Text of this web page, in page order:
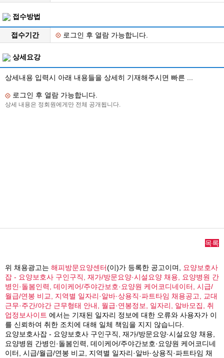
접수방법
접수기간 로그인 후 열람 가능합니다.
상세요강
상세내용 입력시 아래 내용들을 상세히 기재해주시면 빠른 ...
로그인 후 열람 가능합니다.
상세 내용은 정회원에게만 전체 공개됩니다.
목록
위 채용광고는 해피방문요양센터(이)가 등록한 공고이며, 요양보호사
잡 - 요양보호사 구인구직, 재가/방문요양·시설요양 채용, 요양병원 간
병인·돌봄인력, 데이케어/주야간보호·요양원 케어코디네이터, 시급/
월급/연봉 비교, 지역별 일자리·알바·상용직·파트타임 채용공고, 교대
근무·주간/야간 근무형태 안내, 월급·연봉정보, 일자리, 알바모집, 취
업정보사이트 에서는 기재된 일자리 정보에 대한 오류와 사용자가 이
를 신뢰하여 취한 조치에 대해 일체 책임을 지지 않습니다.
요양보호사잡 - 요양보호사 구인구직, 재가/방문요양·시설요양 채용,
요양병원 간병인·돌봄인력, 데이케어/주야간보호·요양원 케어코디네
이터, 시급/월급/연봉 비교, 지역별 일자리·알바·상용직·파트타임 채